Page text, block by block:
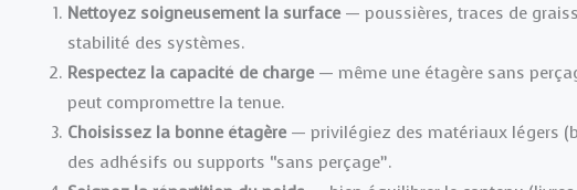
Nettoyez soigneusement la surface— poussières, traces de
stabilité des systèmes.
Respectez la capacité de charge— même une étagère sans
peut compromettre la tenue.
Choisissez la bonne étagère— privilégiez des matériaux légers
des adhésifs ou supports “sans perçage”.